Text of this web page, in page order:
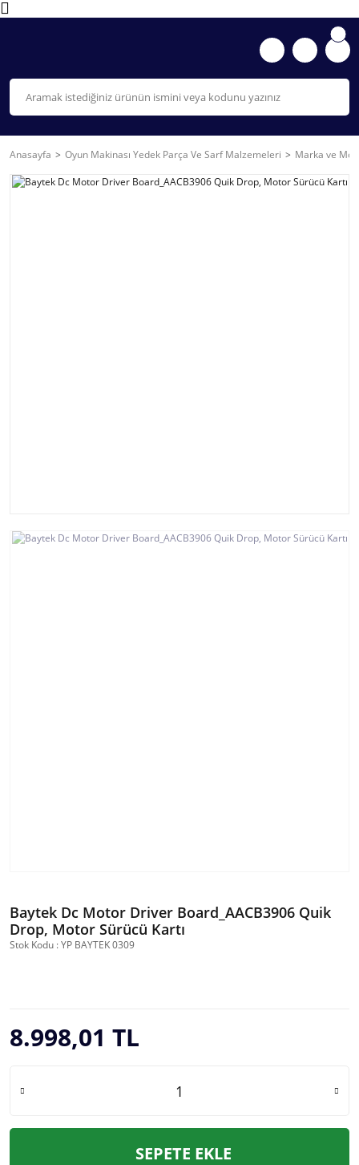
Anasayfa Oyun Makinası Yedek Parça Ve Sarf Malzemeleri Marka ve
Baytek Dc Motor Driver Board_AACB3906 Quik
Drop, Motor Sürücü Kartı
Stok Kodu : YP BAYTEK 0309
8.998,01 TL
SEPETE EKLE